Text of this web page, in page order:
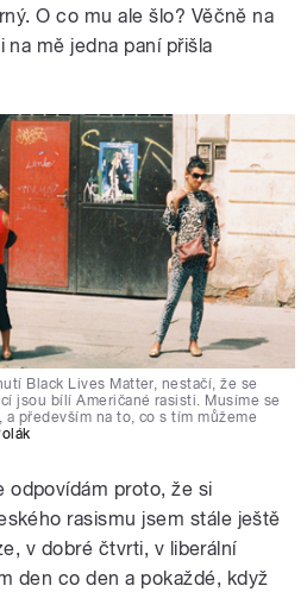
O co mu ale šlo? Věčně na
na mě jedna paní přišla
Black Lives Matter, nestačí, že se
jsou bílí Američané rasisti. Musíme se
především na to, co s tím můžeme
odpovídám proto, že si
rasismu jsem stále ještě
v dobré čtvrti, v liberální
den co den a pokaždé, když